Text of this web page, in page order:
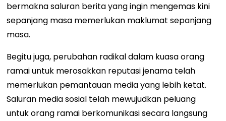
bermakna saluran berita yang ingin mengemas kini
sepanjang masa memerlukan maklumat sepanjang
masa.
Begitu juga, perubahan radikal dalam kuasa orang
ramai untuk merosakkan reputasi jenama telah
memerlukan pemantauan media yang lebih ketat.
Saluran media sosial telah mewujudkan peluang
untuk orang ramai berkomunikasi secara langsung